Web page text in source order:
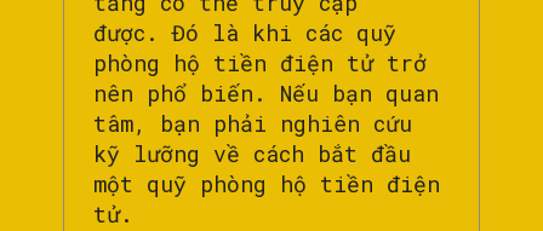
được. Đó là khi các quỹ
phòng hộ tiền điện tử trở
nên phổ biến. Nếu bạn quan
tâm, bạn phải nghiên cứu
kỹ lưỡng về cách bắt đầu
một quỹ phòng hộ tiền điện
tử.